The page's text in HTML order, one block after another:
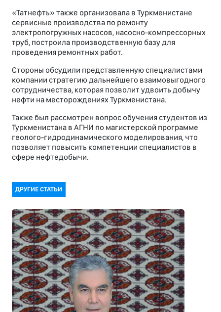
«Татнефть» также организовала в Туркменистане
сервисные производства по ремонту
электропогружных насосов, насосно-компрессорных
труб, построила производственную базу для
проведения ремонтных работ.
Стороны обсудили представленную специалистами
компании стратегию дальнейшего взаимовыгодного
сотрудничества, которая позволит удвоить добычу
нефти на месторождениях Туркменистана.
Также был рассмотрен вопрос обучения студентов из
Туркменистана в АГНИ по магистерской программе
геолого-гидродинамического моделирования, что
позволяет повысить компетенции специалистов в
сфере нефтедобычи.
ДРУГИЕ СТАТЬИ